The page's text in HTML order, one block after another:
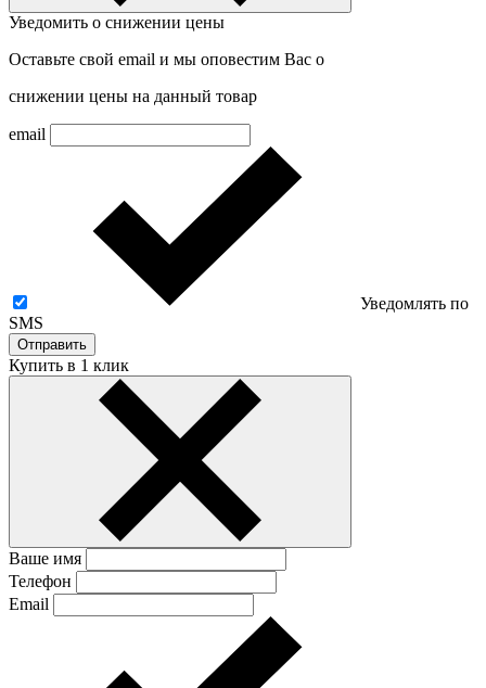
Уведомить о снижении цены
Оставьте свой email и мы оповестим Вас о
снижении цены на данный товар
email
Уведомлять по
SMS
Отправить
Купить в 1 клик
Ваше имя
Телефон
Email